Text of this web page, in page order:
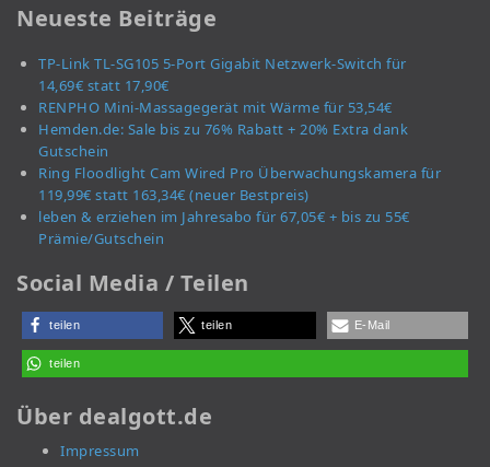
Neueste Beiträge
TP-Link TL-SG105 5-Port Gigabit Netzwerk-Switch für
14,69€ statt 17,90€
RENPHO Mini-Massagegerät mit Wärme für 53,54€
Hemden.de: Sale bis zu 76% Rabatt + 20% Extra dank
Gutschein
Ring Floodlight Cam Wired Pro Überwachungskamera für
119,99€ statt 163,34€ (neuer Bestpreis)
leben & erziehen im Jahresabo für 67,05€ + bis zu 55€
Prämie/Gutschein
Social Media / Teilen
teilen teilen E-Mail
teilen
Über dealgott.de
Impressum